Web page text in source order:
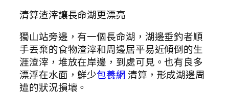
清算渣滓讓長命湖更漂亮
獨山站旁邊，有一個長命湖，湖邊垂釣者順
手丟棄的食物渣滓和周邊居平易近傾倒的生
涯渣滓，堆放在岸邊，到處可見。也有良多
漂浮在水面，鮮少包養網清算，形成湖邊周
遭的狀況損壞。